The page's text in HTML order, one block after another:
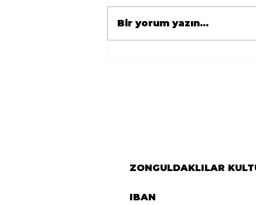
Bir yorum yazın...
ZONGULDAKLILAR
IBAN